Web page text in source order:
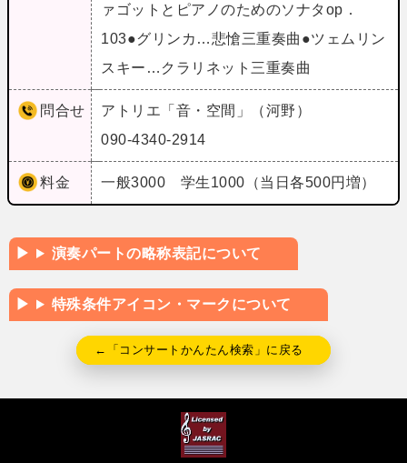
ァゴットとピアノのためのソナタop．
103●グリンカ…悲愴三重奏曲●ツェムリン
スキー…クラリネット三重奏曲
問合せ
アトリエ「音・空間」（河野）
090-4340-2914
料金 一般3000 学生1000（当日各500円増）
演奏パートの略称表記について
特殊条件アイコン・マークについて
←「コンサートかんたん検索」に戻る